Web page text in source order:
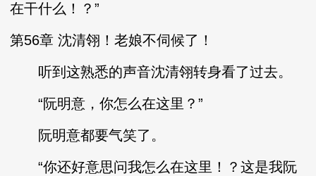
在干什么！？”
第56章 沈清翎！老娘不伺候了！
听到这熟悉的声音沈清翎转身看了过去。
“阮明意，你怎么在这里？”
阮明意都要气笑了。
“你还好意思问我怎么在这里！？这是我阮